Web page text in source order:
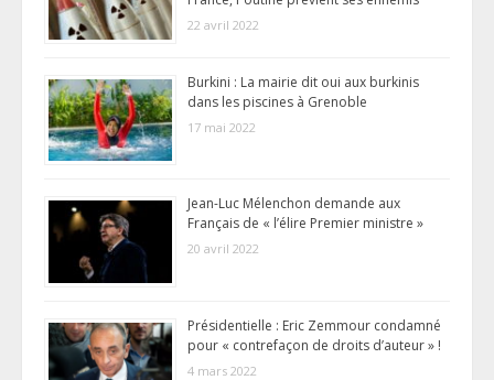
22 avril 2022
Burkini : La mairie dit oui aux burkinis
dans les piscines à Grenoble
17 mai 2022
Jean-Luc Mélenchon demande aux
Français de « l’élire Premier ministre »
20 avril 2022
Présidentielle : Eric Zemmour condamné
pour « contrefaçon de droits d’auteur » !
4 mars 2022